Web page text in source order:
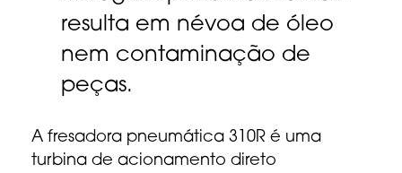
resulta em névoa de óleo
nem contaminação de
peças.
A fresadora pneumática 310R é uma
turbina de acionamento direto